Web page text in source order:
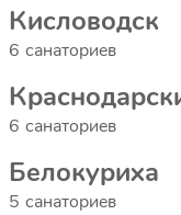
Кисловодск
6 санаториев
6 санаториев
Белокуриха
5 санаториев